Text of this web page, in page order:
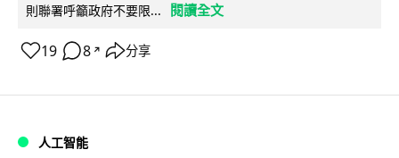
則聯署呼籲政府不要限...
閱讀全文
19 8 ↗ 分享
人工智能